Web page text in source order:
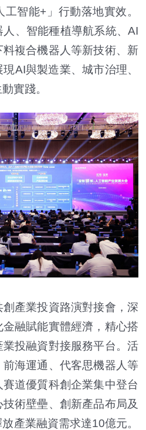
智能+」行動落地實效。
、智能種植導航系統、AI
複合機器人等新技術、新
AI與製造業、城市治理、
實踐。
產業投資路演對接會，深
融賦能實體經濟，精心搭
投融資對接服務平台。活
海運通、代客思機器人等
道優質科創企業集中登台
術壁壘、創新產品布局及
產業融資需求達10億元。